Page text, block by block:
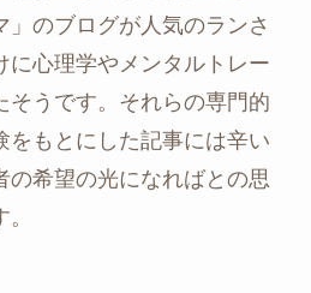
」のブログが人気のランさ
に心理学やメンタルトレー
そうです。それらの専門的
をもとにした記事には辛い
の希望の光になればとの思